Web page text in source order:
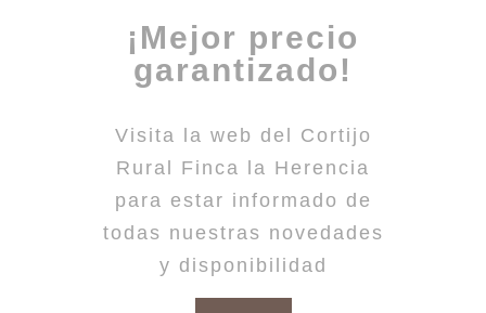
¡Mejor precio
garantizado!
Visita la web del Cortijo
Rural Finca la Herencia
para estar informado de
todas nuestras novedades
y disponibilidad